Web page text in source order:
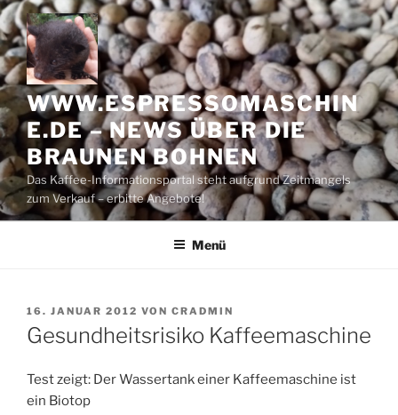
Zum
Inhalt
springen
WWW.ESPRESSOMASCHIN
E.DE – NEWS ÜBER DIE
BRAUNEN BOHNEN
Das Kaffee-Informationsportal steht aufgrund Zeitmangels
zum Verkauf – erbitte Angebote!
Menü
VERÖFFENTLICHT
AM
16. JANUAR 2012 VON CRADMIN
Gesundheitsrisiko Kaffeemaschine
Test zeigt: Der Wassertank einer Kaffeemaschine ist
ein Biotop